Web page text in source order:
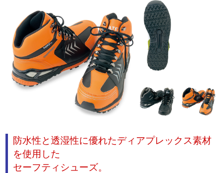
防水性と透湿性に優れたディアプレックス素材
を使用した
セーフティシューズ。